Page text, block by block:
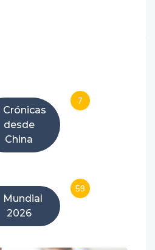
Crónicas
desde
China
7
Mundial
2026
59